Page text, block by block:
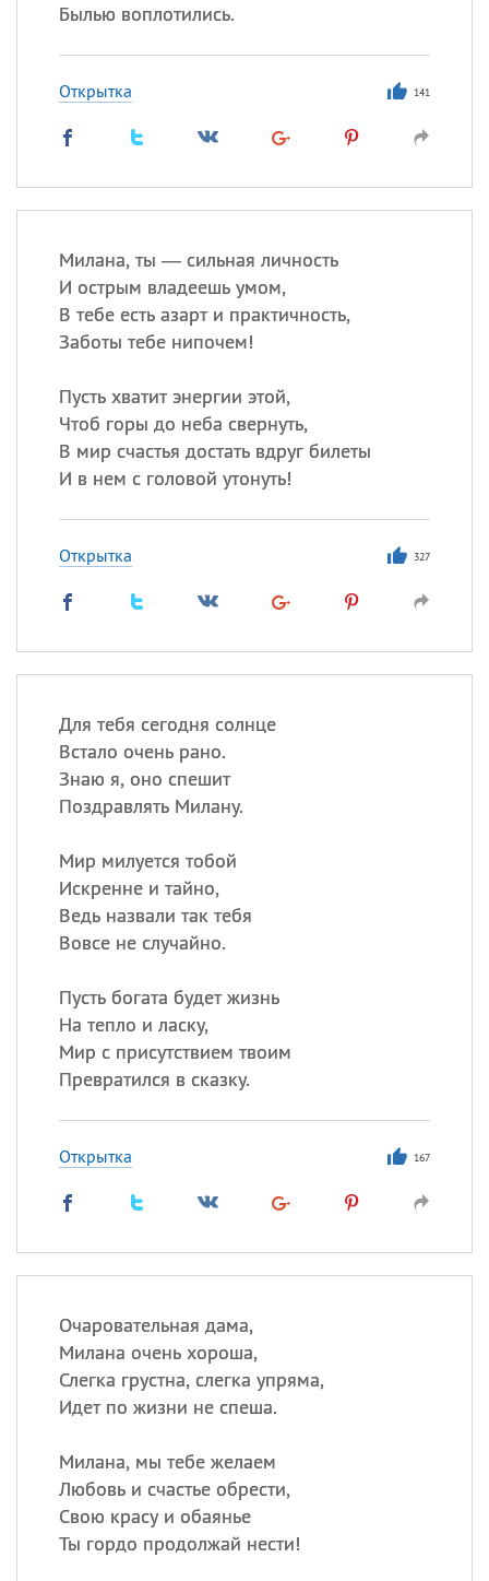
Былью воплотились.
Открытка 141
Милана, ты — сильная личность
И острым владеешь умом,
В тебе есть азарт и практичность,
Заботы тебе нипочем!
Пусть хватит энергии этой,
Чтоб горы до неба свернуть,
В мир счастья достать вдруг билеты
И в нем с головой утонуть!
Открытка 327
Для тебя сегодня солнце
Встало очень рано.
Знаю я, оно спешит
Поздравлять Милану.
Мир милуется тобой
Искренне и тайно,
Ведь назвали так тебя
Вовсе не случайно.
Пусть богата будет жизнь
На тепло и ласку,
Мир с присутствием твоим
Превратился в сказку.
Открытка 167
Очаровательная дама,
Милана очень хороша,
Слегка грустна, слегка упряма,
Идет по жизни не спеша.
Милана, мы тебе желаем
Любовь и счастье обрести,
Свою красу и обаянье
Ты гордо продолжай нести!